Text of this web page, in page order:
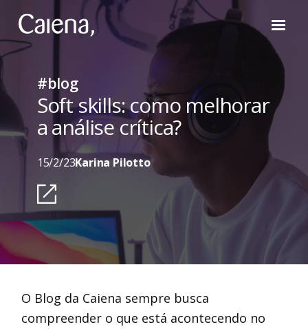
#blog
Soft skills: como melhorar
a análise crítica?
15/2/23Karina Pilotto
O Blog da Caiena sempre busca
compreender o que está acontecendo no